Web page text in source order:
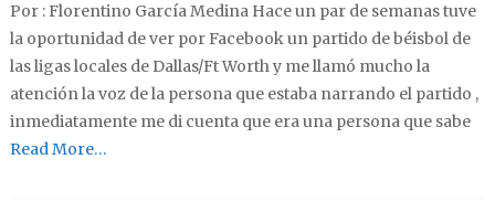
Por : Florentino García Medina Hace un par de semanas tuve
la oportunidad de ver por Facebook un partido de béisbol de
las ligas locales de Dallas/Ft Worth y me llamó mucho la
atención la voz de la persona que estaba narrando el partido ,
inmediatamente me di cuenta que era una persona que sabe
Read More…